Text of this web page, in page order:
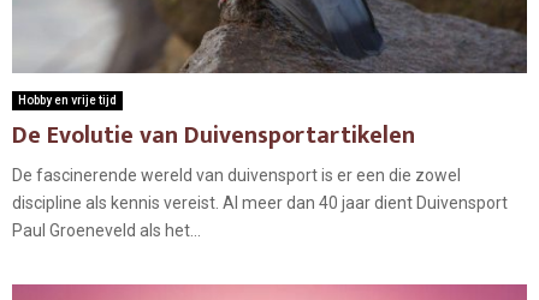
Hobby en vrije tijd
De Evolutie van Duivensportartikelen
De fascinerende wereld van duivensport is er een die zowel
discipline als kennis vereist. Al meer dan 40 jaar dient Duivensport
Paul Groeneveld als het...